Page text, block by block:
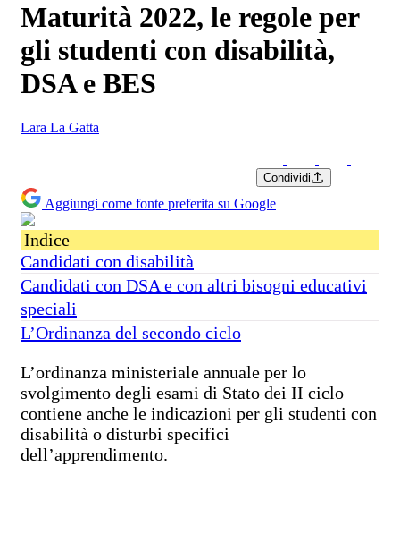
Maturità 2022, le regole per
gli studenti con disabilità,
DSA e BES
Lara La Gatta
Condividi
Aggiungi come fonte preferita su Google
Indice
Candidati con disabilità
Candidati con DSA e con altri bisogni educativi
speciali
L’Ordinanza del secondo ciclo
L’ordinanza ministeriale annuale per lo
svolgimento degli esami di Stato dei II ciclo
contiene anche le indicazioni per gli studenti con
disabilità o disturbi specifici
dell’apprendimento.